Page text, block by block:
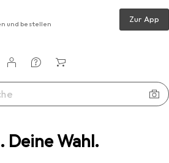
Deine Wahl.
und bestellen Zur App
24P-4G-EU 28 Port